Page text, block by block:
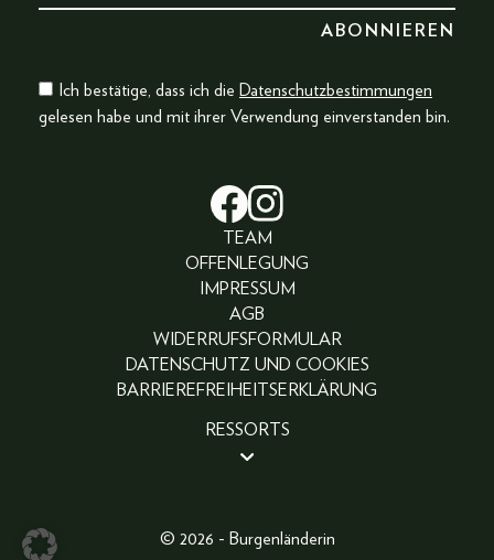
Ich bestätige, dass ich die Datenschutzbestimmungen
gelesen habe und mit ihrer Verwendung einverstanden bin.
TEAM
OFFENLEGUNG
IMPRESSUM
AGB
WIDERRUFSFORMULAR
DATENSCHUTZ UND COOKIES
BARRIEREFREIHEITSERKLÄRUNG
RESSORTS
FASHION
© 2026 - Burgenländerin